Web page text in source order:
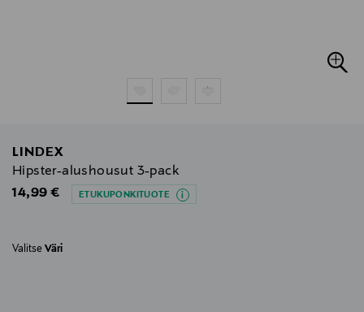
LINDEX
Hipster-alushousut 3-pack
Original Price
14,99 € ETUKUPONKITUOTE
Valitse Väri